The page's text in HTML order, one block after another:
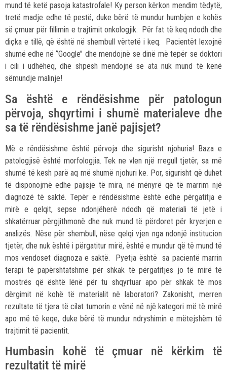
mund të ketë pasoja katastrofale! Ky person kërkon mendim tëdytë,
tretë madje edhe të pestë, duke bërë të mundur humbjen e kohës
së çmuar për fillimin e trajtimit onkologjik. Për fat të keq ndodh dhe
diçka e tillë, që është në shembull vërtetë i keq. Pacientët lexojnë
shumë edhe në ‘’Google’’ dhe mendojnë se dinë më tepër se doktori
i cili i udhëheq, dhe shpesh mendojnë se ata nuk mund të kenë
sëmundje malinje!
Sa është e rëndësishme për patologun
përvoja, shqyrtimi i shumë materialeve dhe
sa të rëndësishme janë pajisjet?
Më e rëndësishme është përvoja dhe sigurisht njohuria! Baza e
patologjisë është morfologjia. Tek ne vlen një rregull tjetër, sa më
shumë të kesh parë aq më shumë njohuri ke. Por, sigurisht që duhet
të disponojmë edhe pajisje të mira, në mënyrë që të marrim një
diagnozë të saktë. Tepër e rëndësishme është edhe përgatitja e
mirë e qelqit, sepse ndonjëherë ndodh që materiali të jetë i
shkatërruar përgjithmonë dhe nuk mund të përdoret për kryerjen e
analizës. Nëse për shembull, nëse qelqi vjen nga ndonjë institucion
tjetër, dhe nuk është i përgatitur mirë, është e mundur që të mund të
mos vendoset diagnoza e saktë. Pyetja është sa pacientë marrin
terapi të papërshtatshme për shkak të përgatitjes jo të mirë të
mostrës që është lënë për tu shqyrtuar apo për shkak të mos
dërgimit në kohë të materialit në laboratori? Zakonisht, merren
rezultate të tjera të cilat tumorin e vënë në një kategori më të mirë
apo më të keqe, duke bërë të mundur ndryshimin e mëtejshëm të
trajtimit të pacientit.
Humbasin kohë të çmuar në kërkim të
rezultatit të mirë